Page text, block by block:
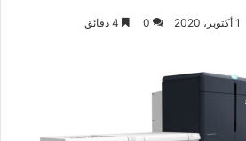
1 أكتوبر، 2020 0